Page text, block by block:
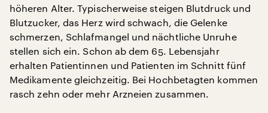
höheren Alter. Typischerweise steigen Blutdruck und
Blutzucker, das Herz wird schwach, die Gelenke
schmerzen, Schlafmangel und nächtliche Unruhe
stellen sich ein. Schon ab dem 65. Lebensjahr
erhalten Patientinnen und Patienten im Schnitt fünf
Medikamente gleichzeitig. Bei Hochbetagten kommen
rasch zehn oder mehr Arzneien zusammen.